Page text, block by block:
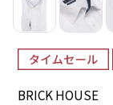
BRICK HOUSE